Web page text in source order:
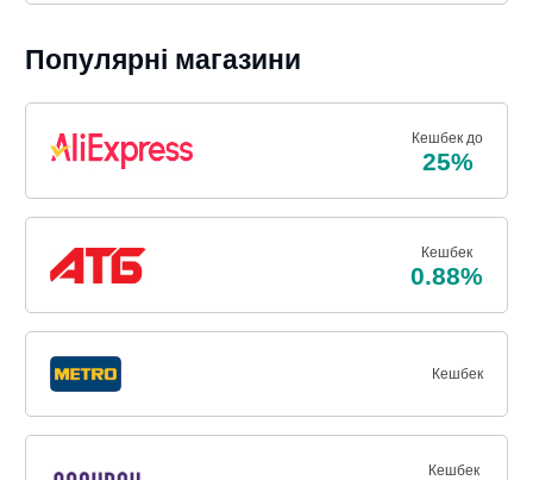
Популярні магазини
Кешбек до
25%
Кешбек
0.88%
Кешбек
Кешбек